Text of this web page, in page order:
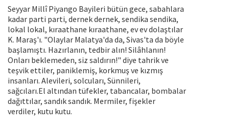
Seyyar Millî Piyango Bayileri bütün gece, sabahlara
kadar parti parti, dernek dernek, sendika sendika,
lokal lokal, kıraathane kıraathane, ev ev dolaştılar
K. Maraş'ı. "Olaylar Malatya'da da, Sivas'ta da böyle
başlamıştı. Hazırlanın, tedbir alın! Silâhlanın!
Onları beklemeden, siz saldırın!" diye tahrik ve
teşvik ettiler, paniklemiş, korkmuş ve kızmış
insanları. Alevileri, solcuları, Sünnileri,
sağcıları.El altından tüfekler, tabancalar, bombalar
dağıttılar, sandık sandık. Mermiler, fişekler
verdiler, kutu kutu.